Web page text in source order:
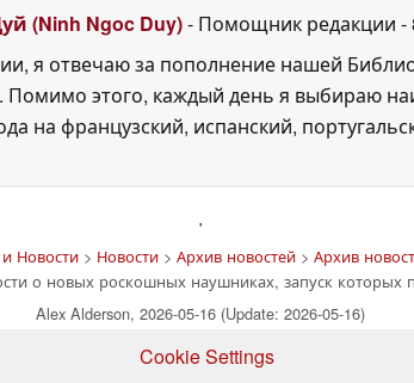
(Ninh Ngoc Duy)- Помощник редакции -
я отвечаю за пополнение нашей
Помимо этого, каждый день я выбираю
на французский, испанский,
'
Новости> Новости> Архив новостей> Архив
о новых роскошных наушниках, запуск которых
Alex Alderson, 2026-05-16 (Update: 2026-05-16)
Cookie Settings